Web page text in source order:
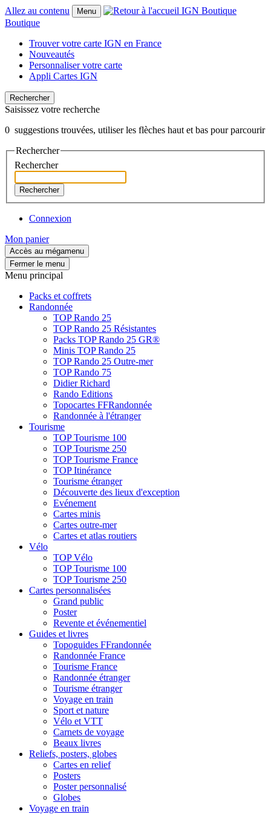
Allez au contenu Menu
Boutique
Trouver votre carte IGN en France
Nouveautés
Personnaliser votre carte
Appli Cartes IGN
Rechercher
Saisissez votre recherche
0 suggestions trouvées, utiliser les flèches haut et bas pour parcourir
Rechercher
Rechercher
Rechercher
Connexion
Mon panier
Accès au mégamenu
Fermer le menu
Menu principal
Packs et coffrets
Randonnée
TOP Rando 25
TOP Rando 25 Résistantes
Packs TOP Rando 25 GR®
Minis TOP Rando 25
TOP Rando 25 Outre-mer
TOP Rando 75
Didier Richard
Rando Editions
Topocartes FFRandonnée
Randonnée à l'étranger
Tourisme
TOP Tourisme 100
TOP Tourisme 250
TOP Tourisme France
TOP Itinérance
Tourisme étranger
Découverte des lieux d'exception
Evénement
Cartes minis
Cartes outre-mer
Cartes et atlas routiers
Vélo
TOP Vélo
TOP Tourisme 100
TOP Tourisme 250
Cartes personnalisées
Grand public
Poster
Revente et événementiel
Guides et livres
Topoguides FFrandonnée
Randonnée France
Tourisme France
Randonnée étranger
Tourisme étranger
Voyage en train
Sport et nature
Vélo et VTT
Carnets de voyage
Beaux livres
Reliefs, posters, globes
Cartes en relief
Posters
Poster personnalisé
Globes
Voyage en train